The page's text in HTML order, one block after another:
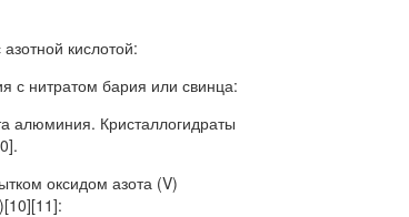
кислотой:
с нитратом бария или свинца:
алюминия. Кристаллогидраты
оксидом азота (V)
)[10][11]: